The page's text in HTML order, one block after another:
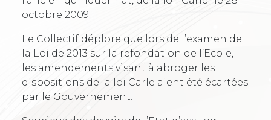
octobre 2009.
Le Collectif déplore que lors de l’examen de
la Loi de 2013 sur la refondation de l’Ecole,
les amendements visant à abroger les
dispositions de la loi Carle aient été écartées
par le Gouvernement.